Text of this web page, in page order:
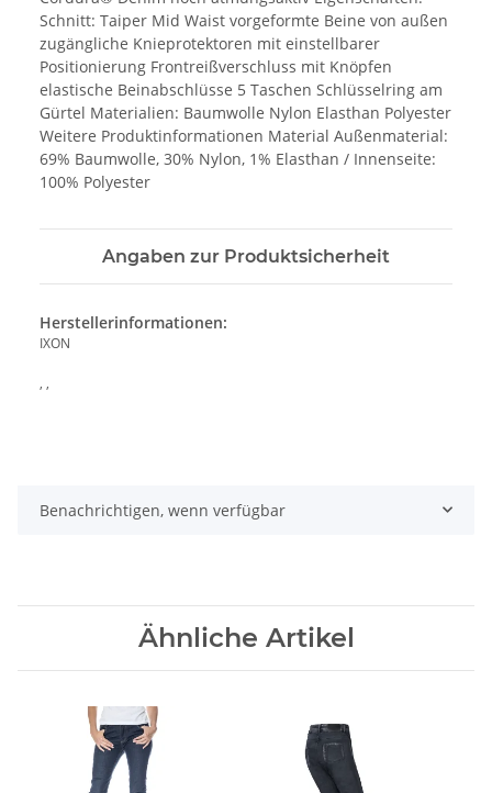
Schnitt: Taiper Mid Waist vorgeformte Beine von außen
zugängliche Knieprotektoren mit einstellbarer
Positionierung Frontreißverschluss mit Knöpfen
elastische Beinabschlüsse 5 Taschen Schlüsselring am
Gürtel Materialien: Baumwolle Nylon Elasthan Polyester
Weitere Produktinformationen Material Außenmaterial:
69% Baumwolle, 30% Nylon, 1% Elasthan / Innenseite:
100% Polyester
Angaben zur Produktsicherheit
Herstellerinformationen:
IXON
, ,
Benachrichtigen, wenn verfügbar
Ähnliche Artikel